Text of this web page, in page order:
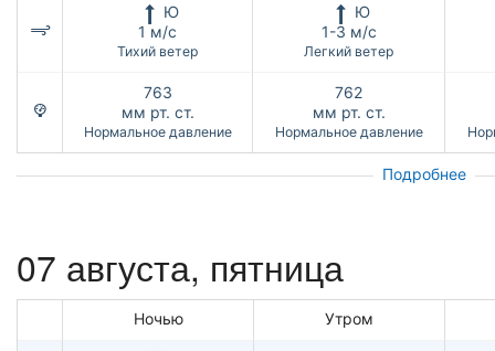
Ю
1 м/с
Тихий ветер
Ю
1-3 м/с
Легкий ветер
763
мм рт. ст.
Нормальное давление
762
мм рт. ст.
Нормальное давление
Подробнее
07 августа, пятница
Ночью Утром